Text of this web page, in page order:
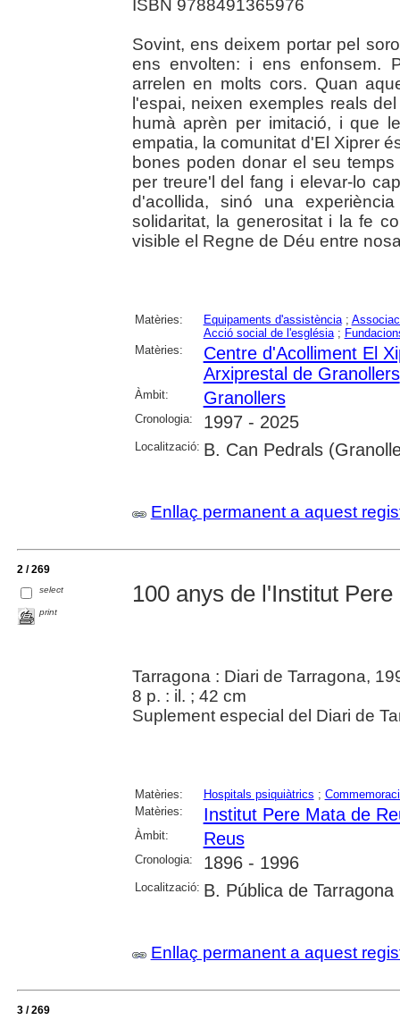
ISBN 9788491365976
Sovint, ens deixem portar pel
ens envolten: i ens enfonsem.
arrelen en molts cors. Quan
l'espai, neixen exemples reals
humà aprèn per imitació, i que
empatia, la comunitat d'El Xiprer
bones poden donar el seu
per treure'l del fang i elevar-lo
d'acollida, sinó una
solidaritat, la generositat i la fe
visible el Regne de Déu entre
Matèries: Equipaments d'assistència;
Acció social de l'església;
Matèries:
Centre d'Acolliment El
Arxiprestal de Granollers
Àmbit: Granollers
Cronologia: 1997 - 2025
Localització: B. Can Pedrals
Enllaç permanent a aquest
2 / 269
select
print
100 anys de l'Institut Pere
Tarragona : Diari de Tarragona,
8 p. : il. ; 42 cm
Suplement especial del Diari de
Matèries: Hospitals psiquiàtrics ;
Matèries:
Institut Pere Mata de
Àmbit: Reus
Cronologia: 1896 - 1996
Localització: B. Pública de Tarragona
Enllaç permanent a aquest
3 / 269